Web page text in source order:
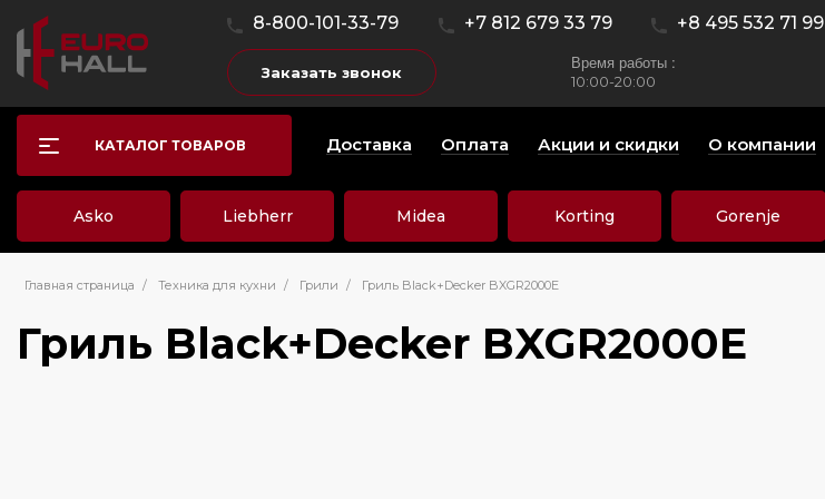
8-800-101-33-79 +7 812 679 33 79 +8 495 532 71 99
Заказать звонок Время работы :
10:00-20:00
КАТАЛОГ ТОВАРОВ Доставка Оплата Акции и скидки О компании
Asko Liebherr Midea Korting Gorenje
Главная страница / Техника для кухни / Грили / Гриль Black+Decker BXGR2000E
Гриль Black+Decker BXGR2000E